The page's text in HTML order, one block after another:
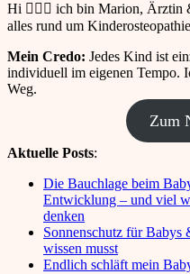
Hi 🙋🏻‍♀️ ich bin Marion, Ärztin
alles rund um
Mein Credo: Jedes Kind ist
individuell im eigenen Tempo.
Weg.
Zum
Aktuelle Posts:
Die Bauchlage beim
Entwicklung – und viel
denken
Sonnenschutz für
wissen musst
Endlich schläft mein